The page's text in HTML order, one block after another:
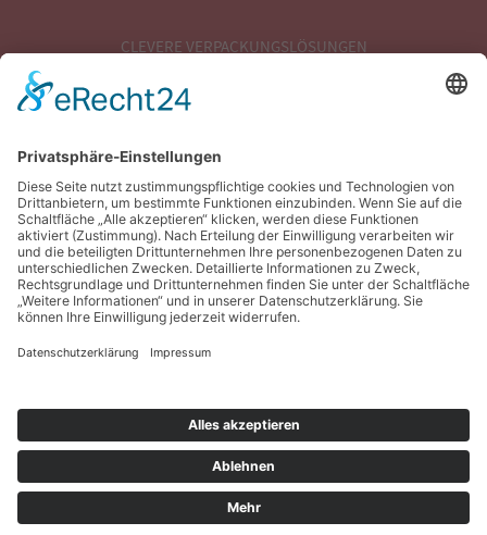
CLEVERE VERPACKUNGSLÖSUNGEN
MODERNER MASCHINENPARK
VERPACKUNGSOPTIMIERUNG
VERPACKUNGSBERATUNG
Rechtliches
AGB
COOKIE-EINSTELLUNGEN